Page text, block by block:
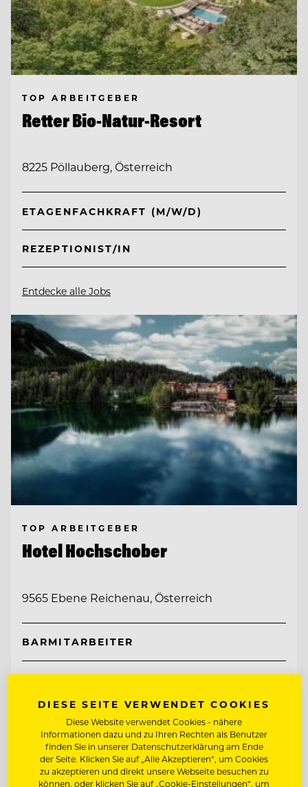
TOP ARBEITGEBER
Retter Bio-Natur-Resort
8225 Pöllauberg, Österreich
ETAGENFACHKRAFT (M/W/D)
REZEPTIONIST/IN
Entdecke alle Jobs
TOP ARBEITGEBER
Hotel Hochschober
9565 Ebene Reichenau, Österreich
BARMITARBEITER
Entdecke alle Jobs
DIESE SEITE VERWENDET COOKIES
Diese Website verwendet Cookies - nähere
Informationen dazu und zu Ihren Rechten als Benutzer
finden Sie in unserer Datenschutzerklärung am Ende
der Seite. Klicken Sie auf „Alle Akzeptieren“, um Cookies
zu akzeptieren und direkt unsere Webseite besuchen zu
können, oder klicken Sie auf „Cookie-Einstellungen“, um